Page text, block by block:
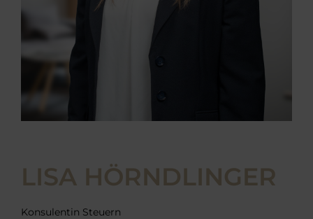
LISA HÖRNDLINGER
Konsulentin Steuern